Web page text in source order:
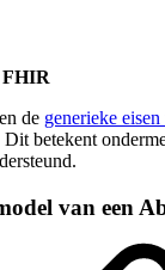
FHIR
de generieke
Dit betekent
van een